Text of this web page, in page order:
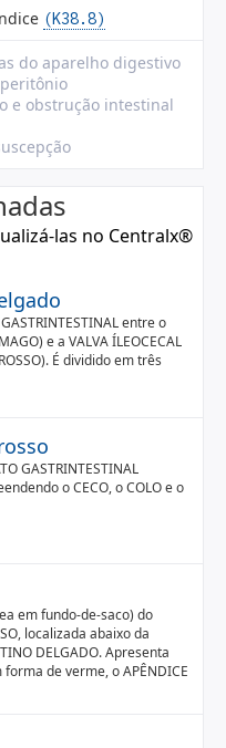
(K38.8)
do aparelho digestivo
e obstrução intestinal
las no Centralx®
entre o
e a VALVA ÍLEOCECAL
É dividido em três
GASTRINTESTINAL
o CECO, o COLO e o
em fundo-de-saco) do
localizada abaixo da
DELGADO. Apresenta
de verme, o APÊNDICE